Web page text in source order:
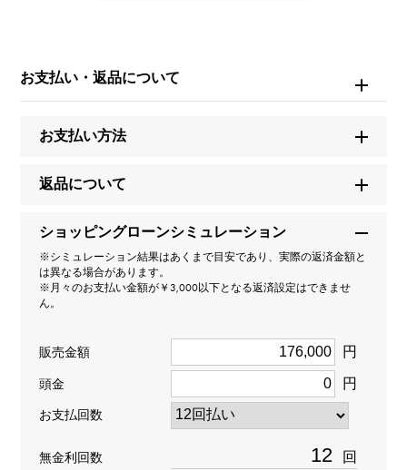
Y.NOMBRE.PUTITE.1.9.1
タイプ
リング＞数字 × リング
数字＞ 数字 × リング
材質
K18ホワイトゴールド
石種
ダイヤモンド
お支払い・返品について
お支払い方法
返品について
ショッピングローンシミュレーション
※シミュレーション結果はあくまで目安であり、実際の返済金額と
は異なる場合があります。
※月々のお支払い金額が￥3,000以下となる返済設定はできませ
ん。
販売金額 円
頭金 円
お支払回数
無金利回数 回